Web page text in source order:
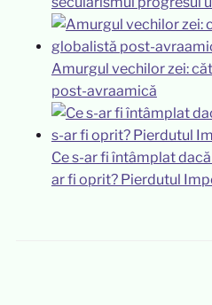
Amurgul vechilor zei:
post-avraamică
Ce s-ar fi întâmplat
ar fi oprit? Pierdutul